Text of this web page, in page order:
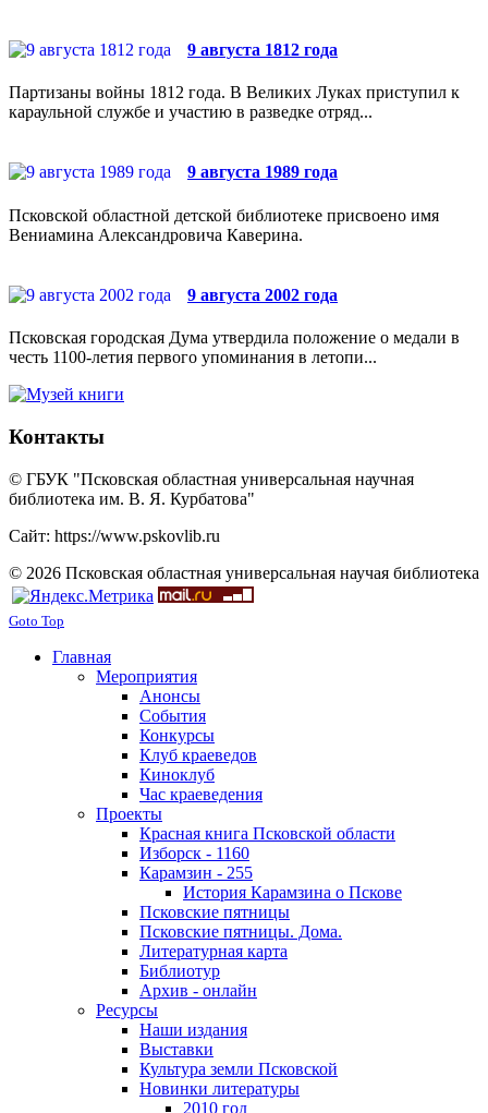
9 августа 1812 года
Партизаны войны 1812 года. В Великих Луках приступил к
караульной службе и участию в разведке отряд...
9 августа 1989 года
Псковской областной детской библиотеке присвоено имя
Вениамина Александровича Каверина.
9 августа 2002 года
Псковская городская Дума утвердила положение о медали в
честь 1100-летия первого упоминания в летопи...
Контакты
© ГБУК "Псковская областная универсальная научная
библиотека им. В. Я. Курбатова"
Сайт: https://www.pskovlib.ru
© 2026 Псковская областная универсальная научая библиотека
Goto Top
Главная
Мероприятия
Анонсы
События
Конкурсы
Клуб краеведов
Киноклуб
Час краеведения
Проекты
Красная книга Псковской области
Изборск - 1160
Карамзин - 255
История Карамзина о Пскове
Псковские пятницы
Псковские пятницы. Дома.
Литературная карта
Библиотур
Архив - онлайн
Ресурсы
Наши издания
Выставки
Культура земли Псковской
Новинки литературы
2010 год